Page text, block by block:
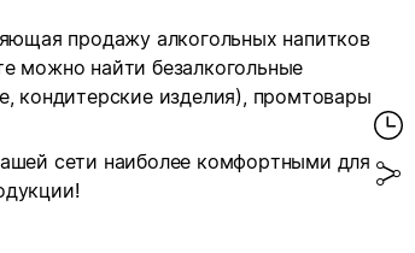
продажу алкогольных напитков
можно найти безалкогольные
кондитерские изделия), промтовары
сети наиболее комфортными для